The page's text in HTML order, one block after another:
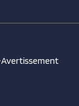
Avertissement